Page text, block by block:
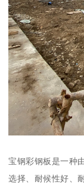
宝钢彩钢板是一种
选择、耐候性好、